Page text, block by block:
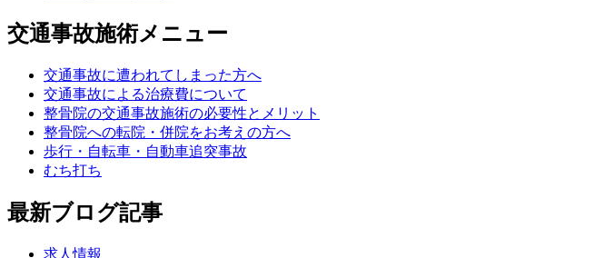
交通事故施術メニュー
交通事故に遭われてしまった方へ
交通事故による治療費について
整骨院の交通事故施術の必要性とメリット
整骨院への転院・併院をお考えの方へ
歩行・自転車・自動車追突事故
むち打ち
最新ブログ記事
求人情報